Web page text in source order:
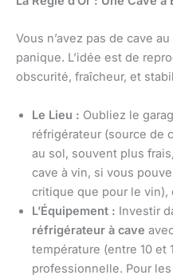
Vous n’avez pas de cave
panique. L’idée est de
obscurité, fraîcheur, et
Le Lieu : Oubliez le
réfrigérateur (source de
au sol, souvent plus
cave à vin, si vous
critique que pour le vin),
L’Équipement : Investir
réfrigérateur à cave
température (entre 10 et
professionnelle. Pour